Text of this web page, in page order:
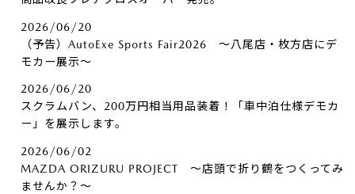
2026/06/20
（予告）AutoExe Sports Fair2026 ～八尾店・枚方店にデ
モカー展示～
2026/06/20
スクラムバン、200万円相当用品装着！「車中泊仕様デモカ
ー」を展示します。
2026/06/02
MAZDA ORIZURU PROJECT ～店頭で折り鶴をつくってみ
ませんか？～